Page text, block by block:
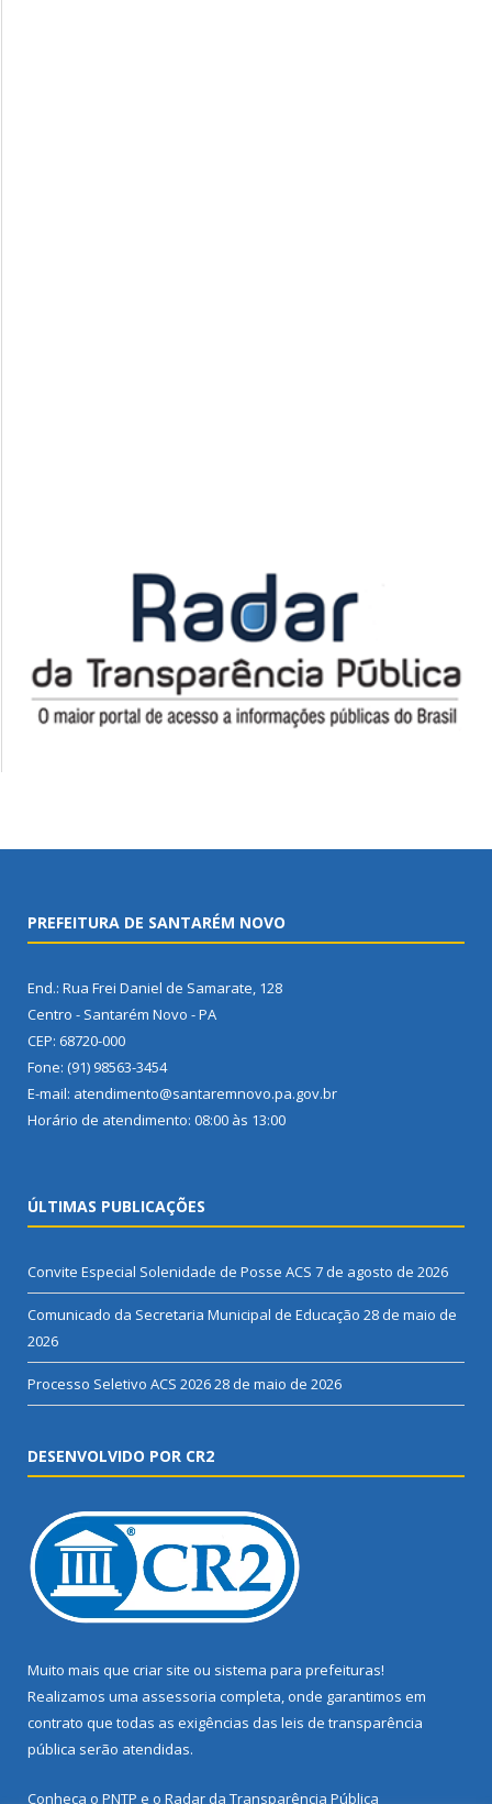
PREFEITURA DE SANTARÉM NOVO
End.: Rua Frei Daniel de Samarate, 128
Centro - Santarém Novo - PA
CEP: 68720-000
Fone: (91) 98563-3454
E-mail: atendimento@santaremnovo.pa.gov.br
Horário de atendimento: 08:00 às 13:00
ÚLTIMAS PUBLICAÇÕES
Convite Especial Solenidade de Posse ACS 7 de agosto de 2026
Comunicado da Secretaria Municipal de Educação 28 de maio de
2026
Processo Seletivo ACS 202628 de maio de 2026
DESENVOLVIDO POR CR2
Muito mais que criar site ou sistema para prefeituras!
Realizamos uma assessoria completa, onde garantimos em
contrato que todas as exigências das leis de transparência
pública serão atendidas.
Conheça o PNTP e o Radar da Transparência Pública